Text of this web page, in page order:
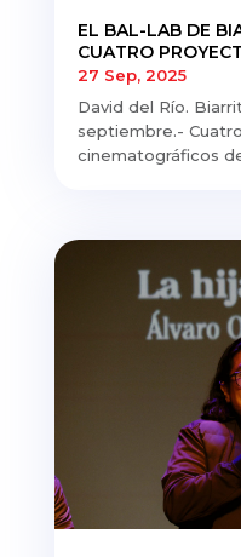
EL BAL-LAB DE
CUATRO
27 Sep, 2025
David del Río.
septiembre.-
cinematográficos